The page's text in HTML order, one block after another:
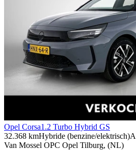
Opel Corsa1.2 Turbo Hybrid GS
32.368 kmHybride (benzine/elektrisch)
Van Mossel OPC Opel Tilburg, (NL)